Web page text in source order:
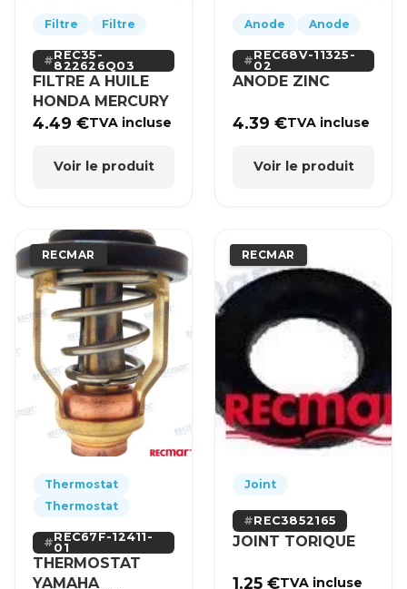
Filtre Filtre
REC35-
822626Q03
FILTRE A HUILE
HONDA MERCURY
4.49€TVA incluse
Voir le produit
Anode Anode
REC68V-11325-
02
ANODE ZINC
4.39€TVA incluse
Voir le produit
RECMAR
Thermostat
Thermostat
REC67F-12411-
01
THERMOSTAT
YAMAHA
RECMAR
Joint
REC3852165
JOINT TORIQUE
1.25€TVA incluse